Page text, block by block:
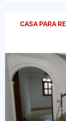
CASA PARA